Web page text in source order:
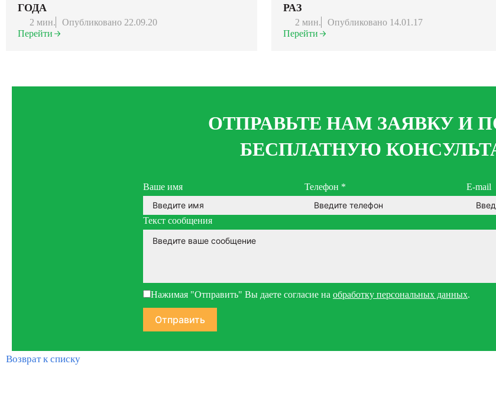
ГОДА
2 мин.
Опубликовано 22.09.20
Перейти
РАЗ
2 мин.
Опубликовано 14.01.17
Перейти
ОТПРАВЬТЕ НАМ ЗАЯВКУ И
БЕСПЛАТНУЮ
Ваше имя Телефон * E-mail
Текст сообщения
Нажимая "Отправить" Вы даете согласие на обработку персональных данных.
Возврат к списку